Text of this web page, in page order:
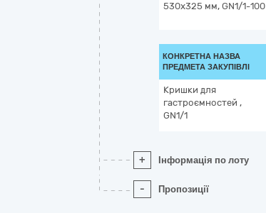
530x325 мм, GN1/1-100
КОНКРЕТНА НАЗВА
ПРЕДМЕТА ЗАКУПІВЛІ
Кришки для
гастроємностей ,
GN1/1
+ Інформація по лоту
- Пропозиції